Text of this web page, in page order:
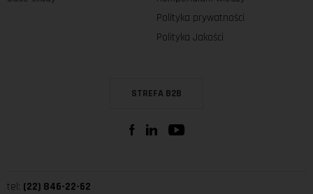
Polityka prywatności
Polityka Jakości
STREFA B2B
tel: (22) 846-22-62